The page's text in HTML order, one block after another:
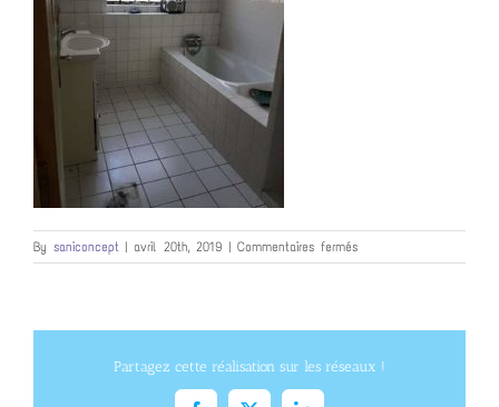
By saniconcept | avril 20th, 2019 | Commentaires ferméssur
FB_IMG_1555792029319
Partagez cette réalisation sur les réseaux !